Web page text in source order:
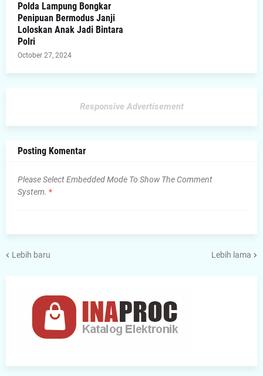
Polda Lampung Bongkar
Penipuan Bermodus Janji
Loloskan Anak Jadi Bintara
Polri
October 27, 2024
Responsive Advertisement
Posting Komentar
Please Select Embedded Mode To Show The Comment
System. *
Lebih baru Lebih lama